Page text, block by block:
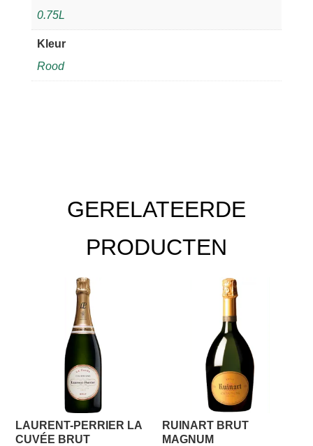
0.75L
Kleur
Rood
GERELATEERDE
PRODUCTEN
LAURENT-PERRIER LA
CUVÉE BRUT
RUINART BRUT
MAGNUM